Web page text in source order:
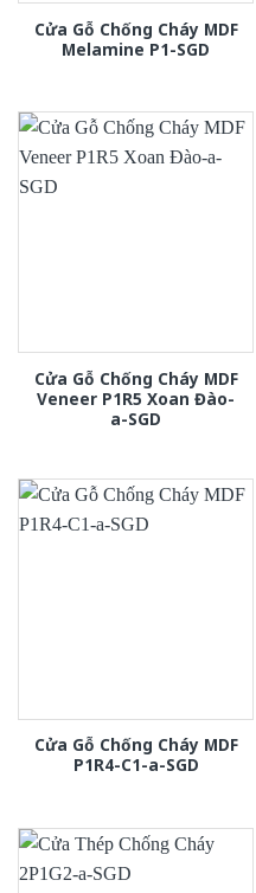
Cửa Gỗ Chống Cháy MDF
Melamine P1-SGD
Cửa Gỗ Chống Cháy MDF
Veneer P1R5 Xoan Đào-
a-SGD
Cửa Gỗ Chống Cháy MDF
P1R4-C1-a-SGD